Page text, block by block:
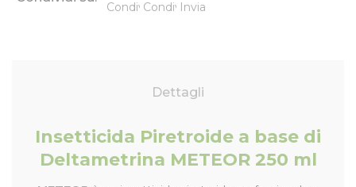
Dettagli
Insetticida Piretroide a base di
Deltametrina METEOR 250 ml